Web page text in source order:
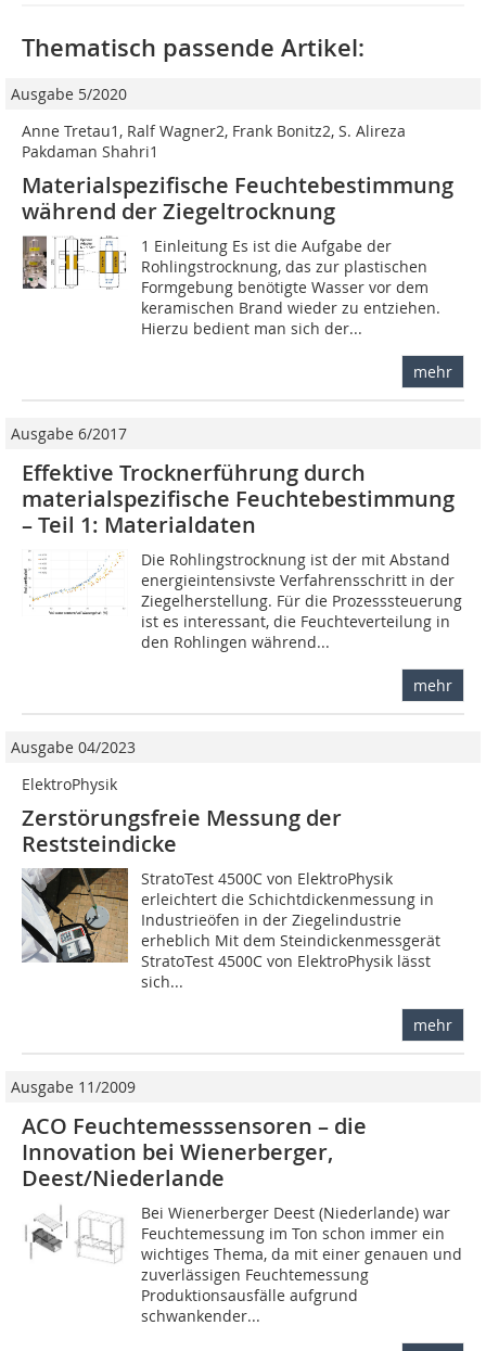
Thematisch passende Artikel:
Ausgabe 5/2020
Anne Tretau1, Ralf Wagner2, Frank Bonitz2, S. Alireza
Pakdaman Shahri1
Materialspezifische Feuchtebestimmung
während der Ziegeltrocknung
1 Einleitung Es ist die Aufgabe der
Rohlingstrocknung, das zur plastischen
Formgebung benötigte Wasser vor dem
keramischen Brand wieder zu entziehen.
Hierzu bedient man sich der...
mehr
Ausgabe 6/2017
Effektive Trocknerführung durch
materialspezifische Feuchtebestimmung
– Teil 1: Materialdaten
Die Rohlingstrocknung ist der mit Abstand
energieintensivste Verfahrensschritt in der
Ziegelherstellung. Für die Prozesssteuerung
ist es interessant, die Feuchteverteilung in
den Rohlingen während...
mehr
Ausgabe 04/2023
ElektroPhysik
Zerstörungsfreie Messung der
Reststeindicke
StratoTest 4500C von ElektroPhysik
erleichtert die Schichtdickenmessung in
Industrieöfen in der Ziegelindustrie
erheblich Mit dem Steindickenmessgerät
StratoTest 4500C von ElektroPhysik lässt
sich...
mehr
Ausgabe 11/2009
ACO Feuchtemesssensoren – die
Innovation bei Wienerberger,
Deest/Niederlande
Bei Wienerberger ­Deest (Niederlande) war
Feuch­temessung im Ton schon immer ein
wichtiges Thema, da mit einer genauen und
zuverlässigen Feuchtemessung
Produktionsausfälle aufgrund
schwankender...